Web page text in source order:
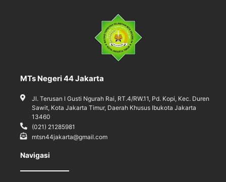
MTs Negeri 44 Jakarta
Jl. Terusan I Gusti Ngurah Rai, RT.4/RW.11, Pd. Kopi, Kec. Duren
Sawit, Kota Jakarta Timur, Daerah Khusus Ibukota Jakarta
13460
(021) 21285981
mtsn44jakarta@gmail.com
Navigasi